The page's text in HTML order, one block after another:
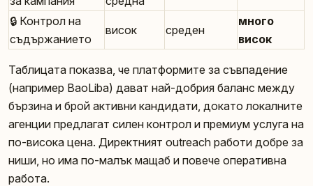
🔒 Контрол на
съдържанието
висок среден
много
висок
Таблицата показва, че платформите за съвпадение
(например BaoLiba) дават най-добрия баланс между
бързина и брой активни кандидати, докато локалните
агенции предлагат силен контрол и премиум услуга на
по-висока цена. Директният outreach работи добре за
ниши, но има по-малък мащаб и повече оперативна
работа.